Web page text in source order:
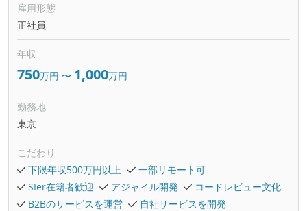
雇用形態
正社員
年収
750万円 〜 1,000万円
勤務地
東京
こだわり
下限年収500万円以上
一部リモート可
SIer在籍者歓迎
アジャイル開発
コードレビュー文化
B2Bのサービスを運営
自社サービスを開発